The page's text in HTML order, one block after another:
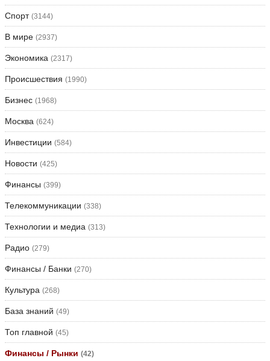
Спорт (3144)
В мире (2937)
Экономика (2317)
Происшествия (1990)
Бизнес (1968)
Москва (624)
Инвестиции (584)
Новости (425)
Финансы (399)
Телекоммуникации (338)
Технологии и медиа (313)
Радио (279)
Финансы / Банки (270)
Культура (268)
База знаний (49)
Топ главной (45)
Финансы / Рынки (42)